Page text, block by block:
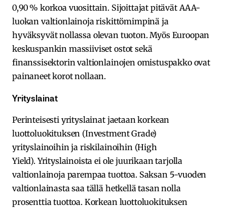
0,90 % korkoa vuosittain. Sijoittajat pitävät AAA-
luokan valtionlainoja riskittömimpinä ja
hyväksyvät nollassa olevan tuoton. Myös Euroopan
keskuspankin massiiviset ostot sekä
finanssisektorin valtionlainojen omistuspakko ovat
painaneet korot nollaan.
Yrityslainat
Perinteisesti yrityslainat jaetaan korkean
luottoluokituksen (Investment Grade)
yrityslainoihin ja riskilainoihin (High
Yield). Yrityslainoista ei ole juurikaan tarjolla
valtionlainoja parempaa tuottoa. Saksan 5-vuoden
valtionlainasta saa tällä hetkellä tasan nolla
prosenttia tuottoa. Korkean luottoluokituksen